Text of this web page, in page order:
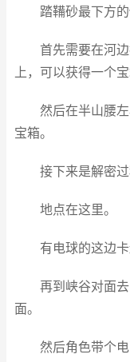
踏鞴砂最下方的
首先需要在河
上，可以获得一个宝
然后在半山腰
宝箱。
接下来是解密过
地点在这里。
有电球的这边
再到峡谷对面
面。
然后角色带个